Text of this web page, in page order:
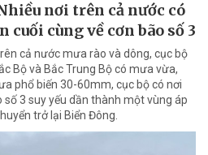
nơi trên cả nước có
cuối cùng về cơn bão số 3
cả nước mưa rào và dông, cục bộ
Bộ và Bắc Trung Bộ có mưa vừa,
phổ biến 30-60mm, cục bộ có nơi
3 suy yếu dần thành một vùng áp
trở lại Biển Đông.